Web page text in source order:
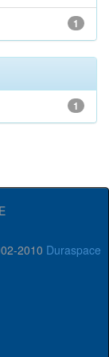
1
1
2010 Duraspace